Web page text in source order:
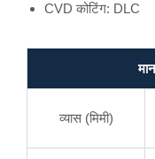
CVD कोटिंग: DLC
व्यास (मिमी)